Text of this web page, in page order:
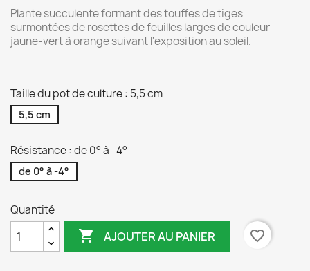
Plante succulente formant des touffes de tiges
surmontées de rosettes de feuilles larges de couleur
jaune-vert à orange suivant l'exposition au soleil.
Taille du pot de culture : 5,5 cm
5,5 cm
Résistance : de 0° à -4°
de 0° à -4°
Quantité
 AJOUTER AU PANIER favorite_border